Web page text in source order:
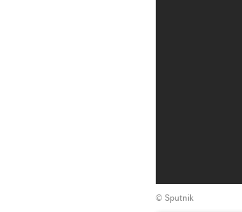
© Sputnik